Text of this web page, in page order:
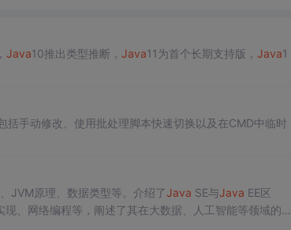
Java10推出类型推断， Java11为首个长期支持版， Java1
括手动修改、使用批处理脚本快速切换以及在CMD中临时
JVM原理、数据类型等。介绍了Java SE与Java EE区
、网络编程等，阐述了其在大数据、人工智能等领域的